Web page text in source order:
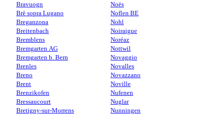
Bravuogn
Brè sopra Lugano
Breganzona
Breitenbach
Bremblens
Bremgarten AG
Bremgarten b. Bern
Brenles
Breno
Brent
Brenzikofen
Bressaucourt
Bretigny-sur-Morrens
Noës
Noflen BE
Nohl
Noiraigue
Noréaz
Nottwil
Novaggio
Novalles
Novazzano
Noville
Nufenen
Nuglar
Nunningen